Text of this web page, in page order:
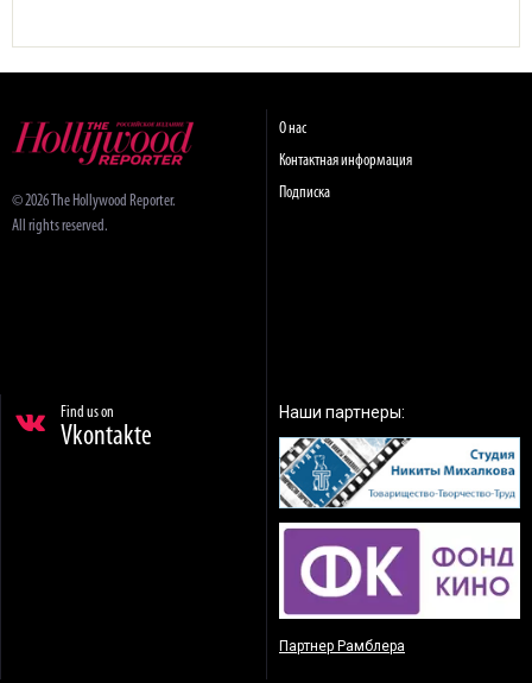
© 2026 The Hollywood Reporter.
All rights reserved.
О нас
Контактная информация
Подписка
Find us on
Vkontakte
Наши партнеры:
Партнер Рамблера